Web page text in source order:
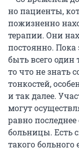
но пациенты,
пожизненно
терапии. Они
постоянно. Пока
быть всего
то что не знать
тонкостей,
и так далее.
могут
равно
больницы. Есть
такого